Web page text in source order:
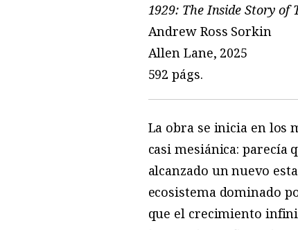
1929: The Inside Story of
Andrew Ross Sorkin
Allen Lane, 2025
592 págs.
La obra se inicia en los
casi mesiánica: parecía
alcanzado un nuevo
ecosistema dominado
que el crecimiento